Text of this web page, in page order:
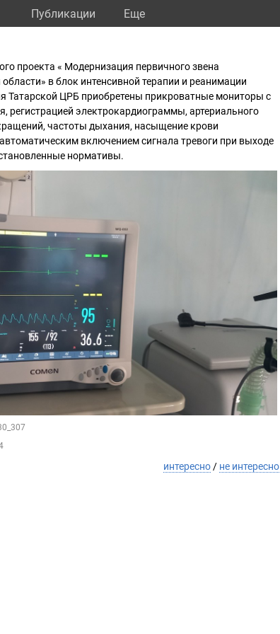
Публикации Eще
проекта « Модернизация первичного звена
в блок интенсивной терапии и реанимации
Татарской ЦРБ приобретены прикроватные мониторы с
регистрацией электрокардиограммы, артериального
частоты дыхания, насыщение крови
включением сигнала тревоги при выходе
нормативы.
интересно / не интересно